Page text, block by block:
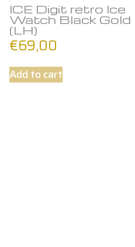
ICE Digit retro Ice
Watch Black Gold
(LH)
€69,00
Add to cart